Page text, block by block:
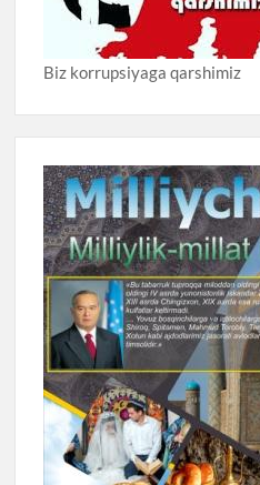
Biz korrupsiyaga qarshimiz